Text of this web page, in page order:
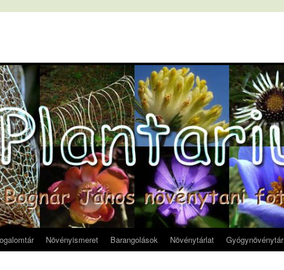
Növényismeret Barangolások Növénytárlat Gyógynövénytár